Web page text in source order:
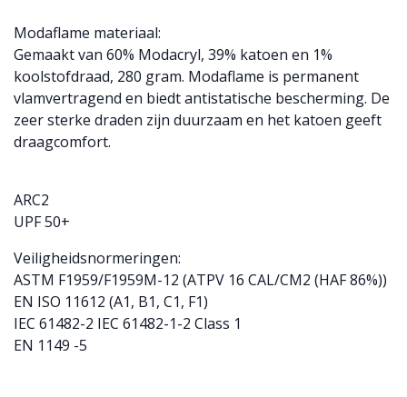
Modaflame materiaal:
Gemaakt van 60% Modacryl, 39% katoen en 1%
koolstofdraad, 280 gram. Modaflame is permanent
vlamvertragend en biedt antistatische bescherming. De
zeer sterke draden zijn duurzaam en het katoen geeft
draagcomfort.
ARC2
UPF 50+
Veiligheidsnormeringen:
ASTM F1959/F1959M-12 (ATPV 16 CAL/CM2 (HAF 86%))
EN ISO 11612 (A1, B1, C1, F1)
IEC 61482-2 IEC 61482-1-2 Class 1
EN 1149 -5